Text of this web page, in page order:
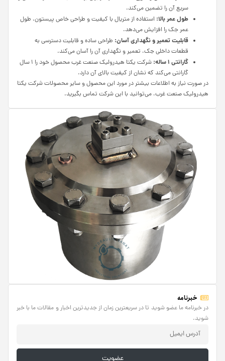
سریع آن را تضمین می‌کند.
طول عمر بالا: استفاده از متریال با کیفیت و طراحی خاص پیستون، طول
عمر جک را افزایش می‌دهد.
قابلیت تعمیر و نگهداری آسان: طراحی ساده و قابلیت دسترسی به
قطعات داخلی جک، تعمیر و نگهداری آن را آسان می‌کند.
گارانتی 1 ساله:
شرکت یکتا هیدرولیک صنعت غرب محصول خود را 1 سال
گارانتی می‌کند که نشان از کیفیت بالای آن دارد.
در صورت نیاز به اطلاعات بیشتر در مورد این محصول و سایر محصولات شرکت یکتا
هیدرولیک صنعت غرب، می‌توانید با این شرکت تماس بگیرید.
خبرنامه
در خبرنامه ما عضو شوید تا در سریعترین زمان از جدیدترین اخبار و مقالات ما با خبر
شوید.
عضویت